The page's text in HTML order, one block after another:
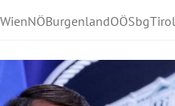
WienNÖBurgenlandOÖSbgTirol